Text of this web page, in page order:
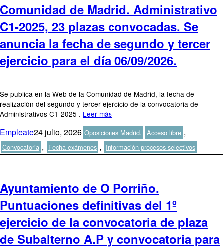
Comunidad de Madrid. Administrativo
C1-2025, 23 plazas convocadas. Se
anuncia la fecha de segundo y tercer
ejercicio para el día 06/09/2026.
Se publica en la Web de la Comunidad de Madrid, la fecha de
realización del segundo y tercer ejercicio de la convocatoria de
Administrativos C1-2025 . Leer más
Autor
EmpleatePublicado
el
24 julio, 2026Categorías
Oposiciones Madrid. Etiquetas
Acceso libre ,
Convocatoria , Fecha exámenes , Información procesos selectivos
Ayuntamiento de O Porriño.
Puntuaciones definitivas del 1º
ejercicio de la convocatoria de plaza
de Subalterno A.P y convocatoria para